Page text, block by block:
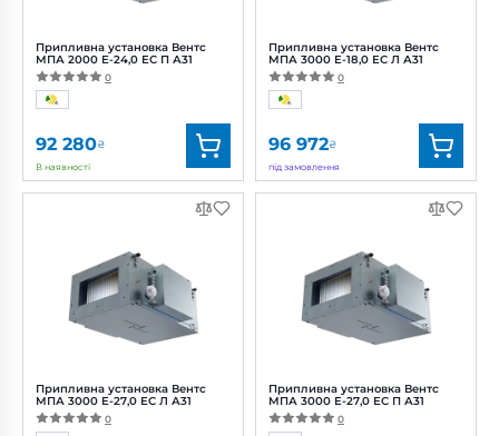
Припливна установка Вентс
МПА 2000 Е-24,0 ЕС П А31
0
92 280₴
В наявності
Вентс
Діаметр: 500x300 мм
Потужність:
406 Вт
Рівень
шуму:
Припливна установка Вентс
МПА 3000 Е-18,0 ЕС Л А31
0
96 972₴
під замовлення
Вентс
Діаметр: 600x300 мм
Потужність:
472 Вт
Рівень
шуму:
Припливна установка Вентс
МПА 3000 Е-27,0 ЕС Л А31
0
Припливна установка Вентс
МПА 3000 Е-27,0 ЕС П А31
0